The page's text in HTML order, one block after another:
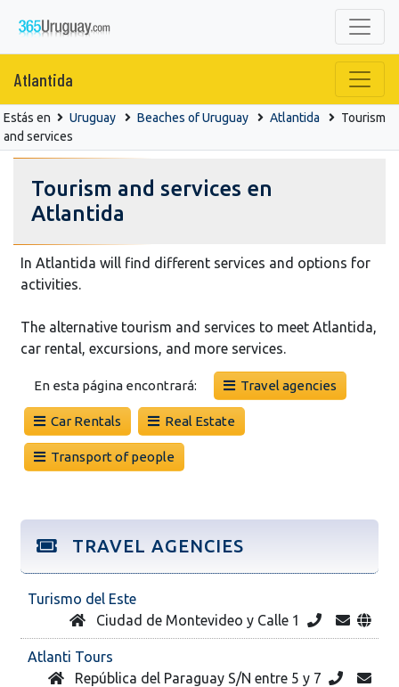
Atlantida
Estás en Uruguay Beaches of Uruguay Atlantida
Tourism
and services
Tourism and services en
Atlantida
In Atlantida will find different services and options for
activities.
The alternative tourism and services to meet Atlantida,
car rental, excursions, and more services.
En esta página encontrará: Travel agencies
Car Rentals Real Estate
Transport of people
TRAVEL AGENCIES
Turismo del Este
Ciudad de Montevideo y Calle 1
Atlanti Tours
República del Paraguay S/N entre 5 y 7